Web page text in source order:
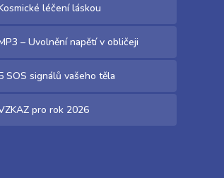
léčení láskou
– Uvolnění napětí v obličeji
SOS signálů vašeho těla
pro rok 2026